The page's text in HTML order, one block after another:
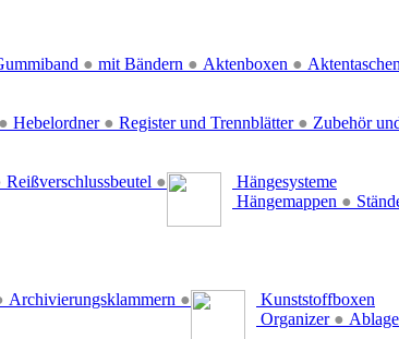
● mit Bändern ● Aktenboxen ● Aktentaschen
● Hebelordner ● Register und Trennblätter ● Zubehör
Reißverschlussbeutel ●
Hängesysteme
Hängemappen ●
Archivierungsklammern ●
Kunststoffboxen
Organizer ●